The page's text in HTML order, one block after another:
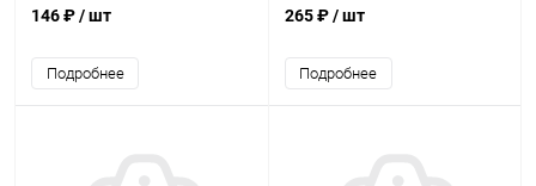
146 ₽/ шт
Подробнее
265 ₽/ шт
Подробнее